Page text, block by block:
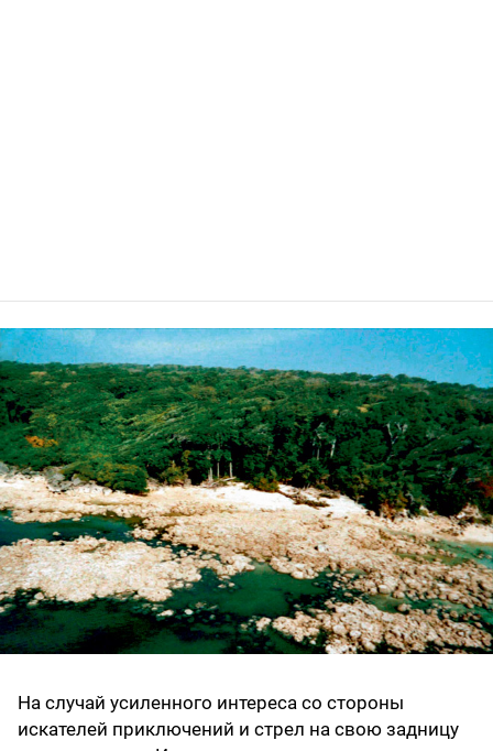
На случай усиленного интереса со стороны
искателей приключений и стрел на свою зад­ницу